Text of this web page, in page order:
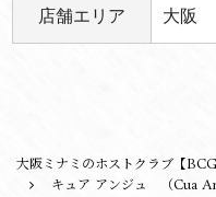
店舗エリア 大阪
大阪ミナミのホストクラブ【
キュア アンジュ （Cua